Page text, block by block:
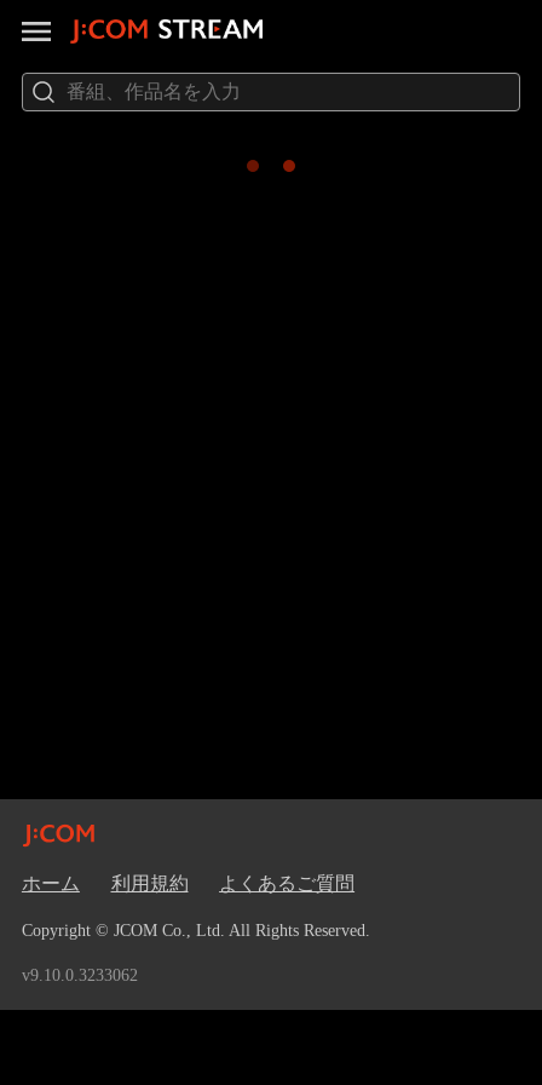
ホーム 利用規約 よくあるご質問
Copyright © JCOM Co., Ltd. All Rights Reserved.
v9.10.0.3233062